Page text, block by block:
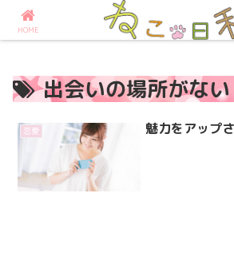
占いなら大阪の占いサロンねこ
出会いの場所がない
恋愛 魅力をアップ
HOME